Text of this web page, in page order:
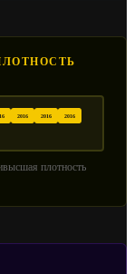
2016 2016 2016
плотность